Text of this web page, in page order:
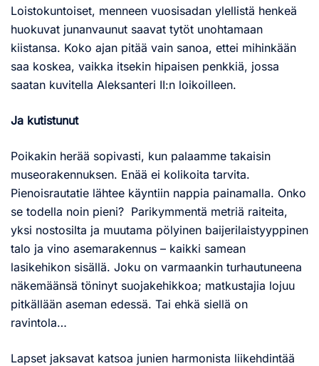
Loistokuntoiset, menneen vuosisadan ylellistä henkeä
huokuvat junanvaunut saavat tytöt unohtamaan
kiistansa. Koko ajan pitää vain sanoa, ettei mihinkään
saa koskea, vaikka itsekin hipaisen penkkiä, jossa
saatan kuvitella Aleksanteri II:n loikoilleen.
Ja kutistunut
Poikakin herää sopivasti, kun palaamme takaisin
museorakennuksen. Enää ei kolikoita tarvita.
Pienoisrautatie lähtee käyntiin nappia painamalla. Onko
se todella noin pieni? Parikymmentä metriä raiteita,
yksi nostosilta ja muutama pölyinen baijerilaistyyppinen
talo ja vino asemarakennus – kaikki samean
lasikehikon sisällä. Joku on varmaankin turhautuneena
näkemäänsä töninyt suojakehikkoa; matkustajia lojuu
pitkällään aseman edessä. Tai ehkä siellä on
ravintola…
Lapset jaksavat katsoa junien harmonista liikehdintää